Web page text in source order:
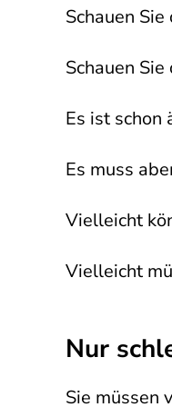
Schauen
Schauen
Es ist schon
Es muss
Vielleicht
Vielleicht
Nur
Sie müssen